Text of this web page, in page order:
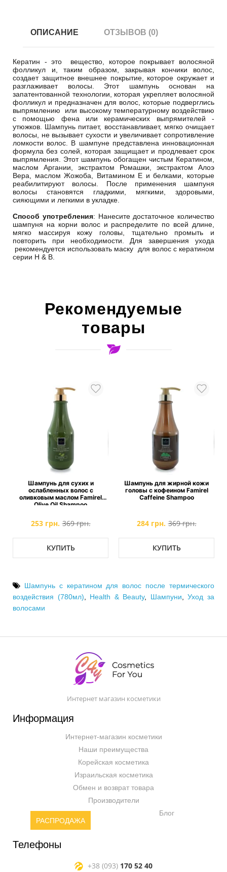
ОПИСАНИЕ ОТЗЫВОВ (0)
Кератин - это вещество, которое покрывает волосяной
фолликул и, таким образом, закрывая кончики волос,
создает защитное внешнее покрытие, которое окружает и
разглаживает волосы. Этот шампунь основан на
запатентованной технологии, которая укрепляет волосяной
фолликул и предназначен для волос, которые подверглись
выпрямлению или высокому температурному воздействию
с помощью фена или керамических выпрямителей -
утюжков. Шампунь питает, восстанавливает, мягко очищает
волосы, не вызывает сухости и увеличивает сопротивление
ломкости волос. В шампуне представлена инновационная
формула без солей, которая защищает и продлевает срок
выпрямления. Этот шампунь обогащен чистым Кератином,
маслом Аргании, экстрактом Ромашки, экстрактом Алоэ
Вера, маслом Жожоба, Витамином Е и белками, которые
реабилитируют волосы. После применения шампуня
волосы становятся гладкими, мягкими, здоровыми,
сияющими и легкими в укладке.
Способ употребления: Нанесите достаточное количество
шампуня на корни волос и распределите по всей длине,
мягко массируя кожу головы, тщательно промыть и
повторить при необходимости. Для завершения ухода
рекомендуется использовать маску для волос с кератином
серии H & B.
Рекомендуемые
товары
Шампунь для сухих и
ослабленных волос с
оливковым маслом Famirel
Olive Oil Shampoo
253 грн. 369 грн.
КУПИТЬ
Шампунь для жирной кожи
головы с кофеином Famirel
Caffeine Shampoo
284 грн. 369 грн.
КУПИТЬ
Шампунь с кератином для волос после термического
воздействия (780мл), Health & Beauty, Шампуни,Уход за
волосами
Интернет магазин косметики
Информация
Интернет-магазин косметики
Наши преимущества
Корейская косметика
Израильская косметика
Обмен и возврат товара
Производители
РАСПРОДАЖА
Блог
Телефоны
+38 (093) 170 52 40